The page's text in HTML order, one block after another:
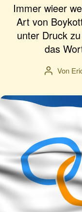
Immer wieer
Art von
unter Druck
das
Von